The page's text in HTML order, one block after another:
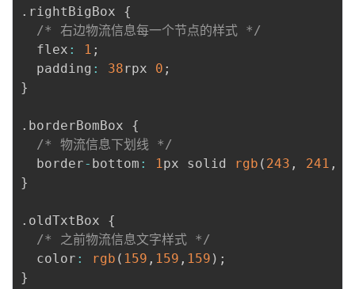
. rightBigBox {
/* 右边物流信息每一个节点的样式 */
  flex
: 1 ;
  padding
: 38rpx 0 ;
}
. borderBomBox {
/* 物流信息下划线 */
  border
- bottom : 1 px solid rgb ( 243 , 241 ,
}
. oldTxtBox {
/* 之前物流信息文字样式 */
  color
: rgb ( 159 , 159 , 159 ) ;
}